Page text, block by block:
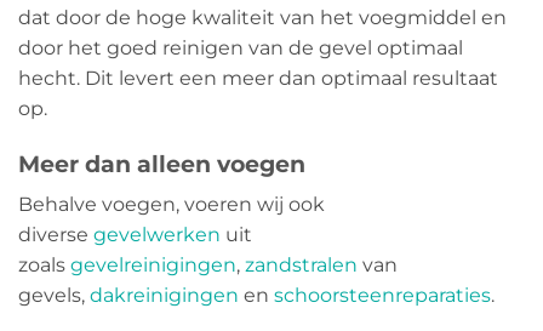
dat door de hoge kwaliteit van het voegmiddel en
door het goed reinigen van de gevel optimaal
hecht. Dit levert een meer dan optimaal resultaat
op.
Meer dan alleen voegen
Behalve voegen, voeren wij ook
diverse gevelwerken uit
zoals gevelreinigingen, zandstralen van
gevels, dakreinigingen en schoorsteenreparaties.